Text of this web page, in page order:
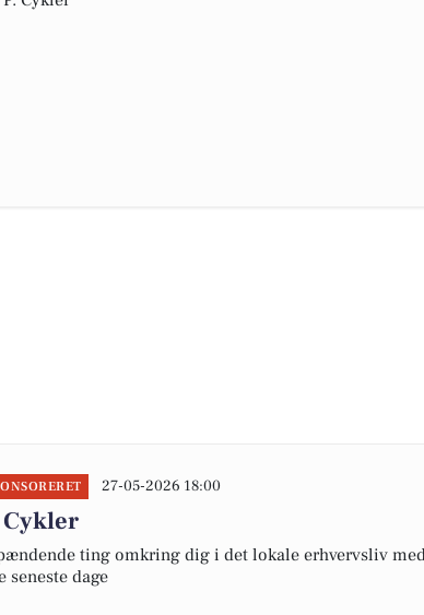
27-05-2026 18:00
Cykler
ting omkring dig i det lokale erhvervsliv
seneste dage